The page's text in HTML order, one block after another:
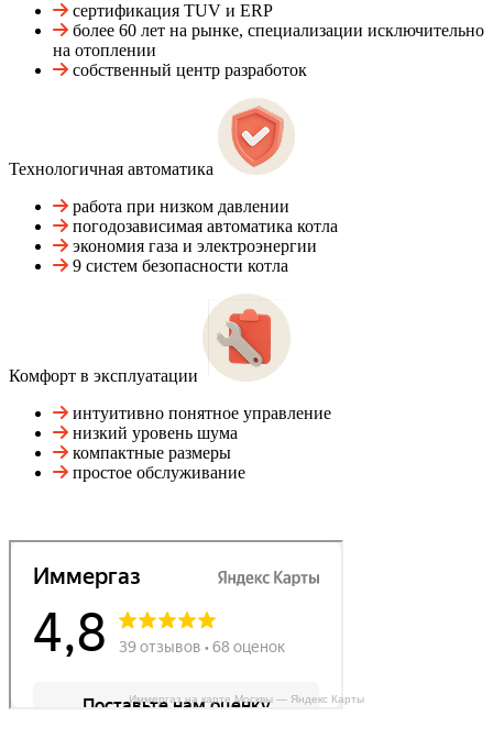
сертификация TUV и ERP
более 60 лет на рынке, специализации исключительно
на отоплении
собственный центр разработок
Технологичная автоматика
работа при низком давлении
погодозависимая автоматика котла
экономия газа и электроэнергии
9 систем безопасности котла
Комфорт в эксплуатации
интуитивно понятное управление
низкий уровень шума
компактные размеры
простое обслуживание
Иммергаз на карте Москвы — Яндекс Карты